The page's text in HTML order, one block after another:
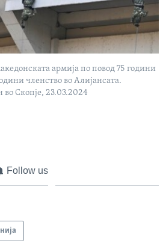
армија по повод 75 години
членство во Алијансата.
Скопје, 23.03.2024
Follow us